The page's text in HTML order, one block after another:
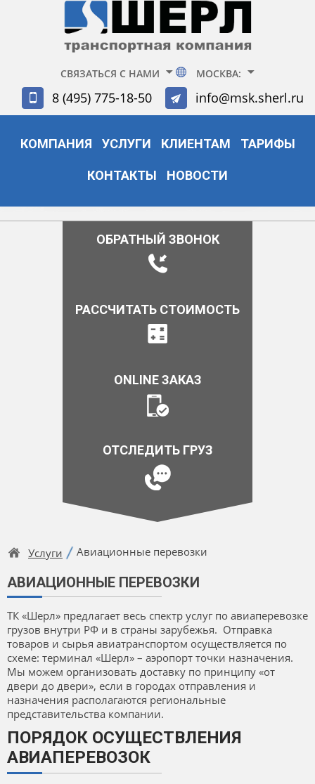
СВЯЗАТЬСЯ С НАМИ МОСКВА:
8 (495) 775-18-50 info@msk.sherl.ru
КОМПАНИЯ УСЛУГИ КЛИЕНТАМ ТАРИФЫ
КОНТАКТЫ НОВОСТИ
ОБРАТНЫЙ ЗВОНОК
РАССЧИТАТЬ СТОИМОСТЬ
ONLINE ЗАКАЗ
ОТСЛЕДИТЬ ГРУЗ
Услуги Авиационные перевозки
АВИАЦИОННЫЕ ПЕРЕВОЗКИ
ТК «Шерл» предлагает весь спектр услуг по авиаперевозке
грузов внутри РФ и в страны зарубежья. Отправка
товаров и сырья авиатранспортом осуществляется по
схеме: терминал «Шерл» – аэропорт точки назначения.
Мы можем организовать доставку по принципу «от
двери до двери», если в городах отправления и
назначения располагаются региональные
представительства компании.
ПОРЯДОК ОСУЩЕСТВЛЕНИЯ
АВИАПЕРЕВОЗОК